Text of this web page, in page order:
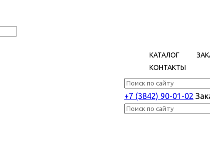
КАТАЛОГ
КОНТАКТЫ
+7 (3842) 90-01-02